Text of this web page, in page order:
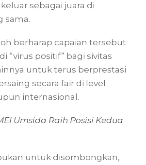
sebagai juara di
sama.
berharap capaian tersebut
“virus positif” bagi sivitas
untuk terus berprestasi
secara fair di level
internasional.
Umsida Raih Posisi Kedua
untuk disombongkan,